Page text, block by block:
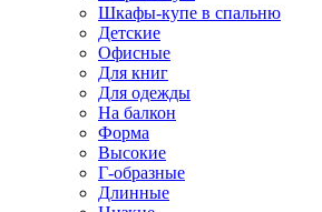
Шкафы-купе в спальню
Детские
Офисные
Для книг
Для одежды
На балкон
Форма
Высокие
Г-образные
Длинные